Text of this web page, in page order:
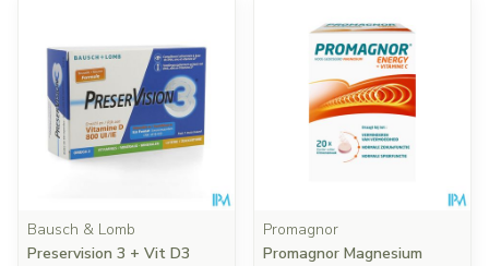
Bausch & Lomb
Preservision 3 + Vit D3
Promagnor
Promagnor Magnesium